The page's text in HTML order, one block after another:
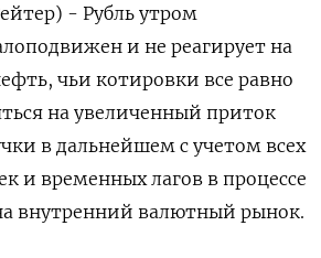
- Рубль утром
и не реагирует на
чьи котировки все равно
на увеличенный приток
в дальнейшем с учетом всех
и временных лагов в процессе
внутренний валютный рынок.